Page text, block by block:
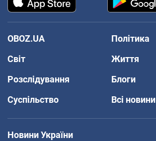
OBOZ.UA
Політика
Світ
Життя
Розслідування
Блоги
Суспільство
Всі новини
Новини України